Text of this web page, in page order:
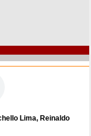
Lima, Reinaldo